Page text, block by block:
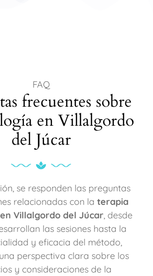
FAQ
frecuentes sobre
en Villalgordo
del Júcar
se responden las preguntas
relacionadas con la terapia
Villalgordo del Júcar, desde
las sesiones hasta la
y eficacia del método,
perspectiva clara sobre los
y consideraciones de la